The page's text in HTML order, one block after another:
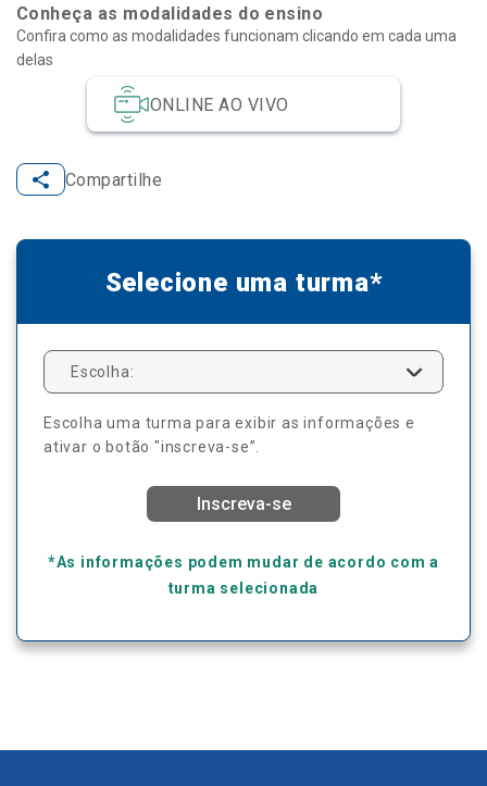
Conheça as modalidades do ensino
ONLINE AO VIVO
Confira como as modalidades funcionam clicando em cada uma
delas
Compartilhe
Selecione uma turma*
Escolha:
Escolha uma turma para exibir as informações e
ativar o botão "inscreva-se”.
Inscreva-se
*As informações podem mudar de acordo com a
turma selecionada